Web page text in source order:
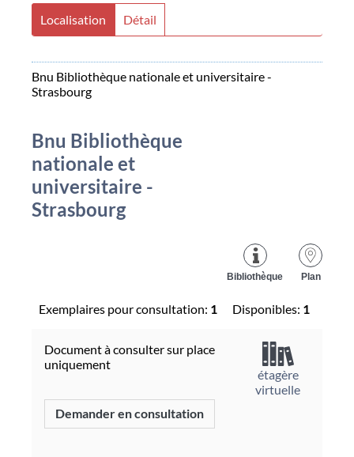
Localisation Détail
Bnu Bibliothèque nationale et universitaire -
Strasbourg
Bnu Bibliothèque
nationale et
universitaire -
Strasbourg
Plan
Bibliothèque
Exemplaires pour consultation: 1 Disponibles: 1
Document à consulter sur place
uniquement
Demander en consultation
étagère
virtuelle